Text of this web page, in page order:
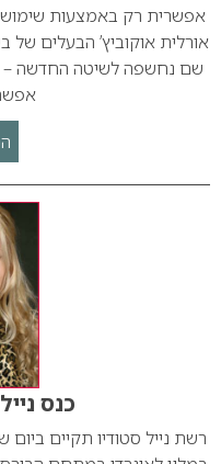
אפשרית רק באמצעות שימוש
אורלית אוקוביץ’ הבעלים של
שם נחשפה לשיטה החדשה –
כנס נייל